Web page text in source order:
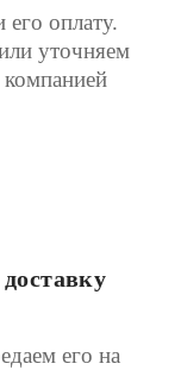
оплату.
уточняем
компанией
его на